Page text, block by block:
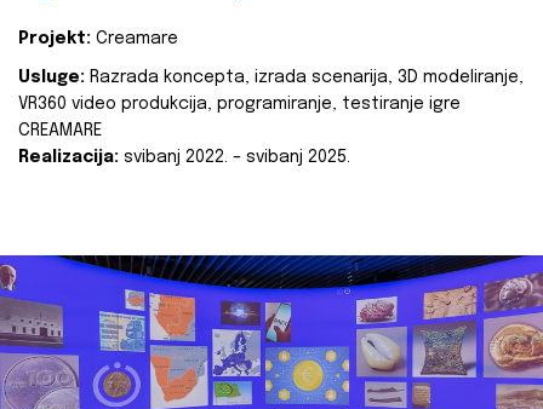
Projekt: Creamare
Usluge: Razrada koncepta, izrada scenarija, 3D modeliranje,
VR360 video produkcija, programiranje, testiranje igre
CREAMARE
Realizacija: svibanj 2022. – svibanj 2025.